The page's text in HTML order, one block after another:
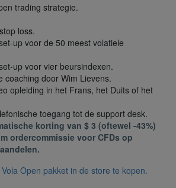
trading strategie.
loss.
up voor de 50 meest volatiele
up voor vier beursindexen.
coaching door Wim Lievens.
opleiding in het Frans, het Duits of het
toegang tot de support desk.
korting van $ 3 (oftewel -43%)
ordercommissie voor CFDs op
Open pakket in de store te kopen.